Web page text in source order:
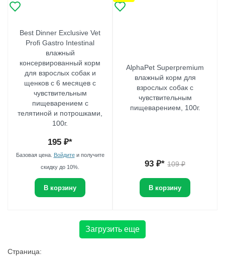
Best Dinner Exclusive Vet
Profi Gastro Intestinal
влажный
консервированный корм
для взрослых собак и
щенков с 6 месяцев с
чувствительным
пищеварением с
телятиной и потрошками,
100г.
195 ₽*
Базовая цена. Войдитеи получите
скидку до 10%.
В корзину
AlphaPet Superpremium
влажный корм для
взрослых собак с
чувствительным
пищеварением, 100г.
93 ₽* 109₽
В корзину
Загрузить еще
Страница: